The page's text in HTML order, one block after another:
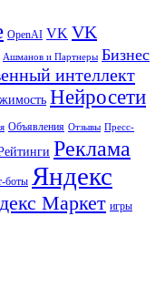
OpenAI VK VK
Ашманов и Партнеры Бизнес
интеллект
Нейросети
Объявления Отзывы Пресс-
Реклама
боты Яндекс
Маркет игры